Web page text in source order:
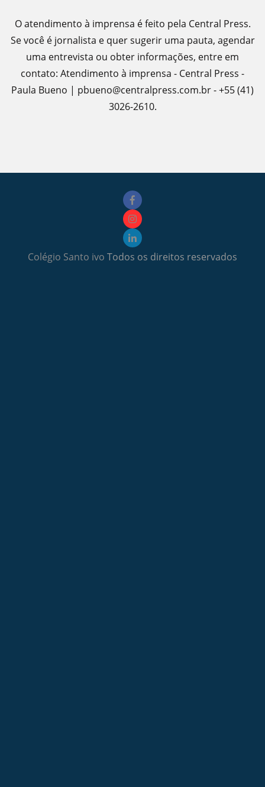
O atendimento à imprensa é feito pela Central Press.
Se você é jornalista e quer sugerir uma pauta, agendar
uma entrevista ou obter informações, entre em
contato: Atendimento à imprensa - Central Press -
Paula Bueno | pbueno@centralpress.com.br - +55 (41)
3026-2610.
Colégio Santo ivo Todos os direitos reservados